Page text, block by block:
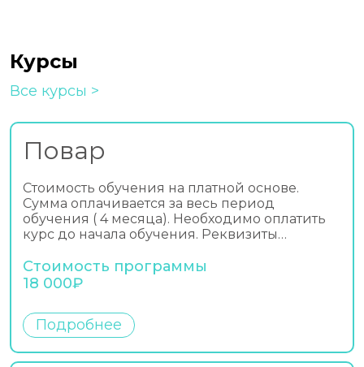
Курсы
Все курсы
Повар
Стоимость обучения на платной основе.
Сумма оплачивается за весь период
обучения ( 4 месяца). Необходимо оплатить
курс до начала обучения. Реквизиты…
Стоимость программы
18 000₽
Подробнее